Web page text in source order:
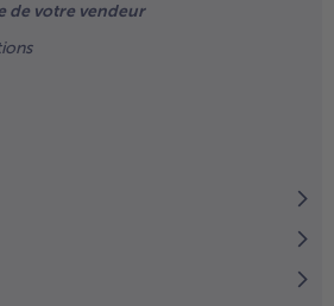
Apéritifs & Snacks
surgelés
non surgelés
de votre vendeur